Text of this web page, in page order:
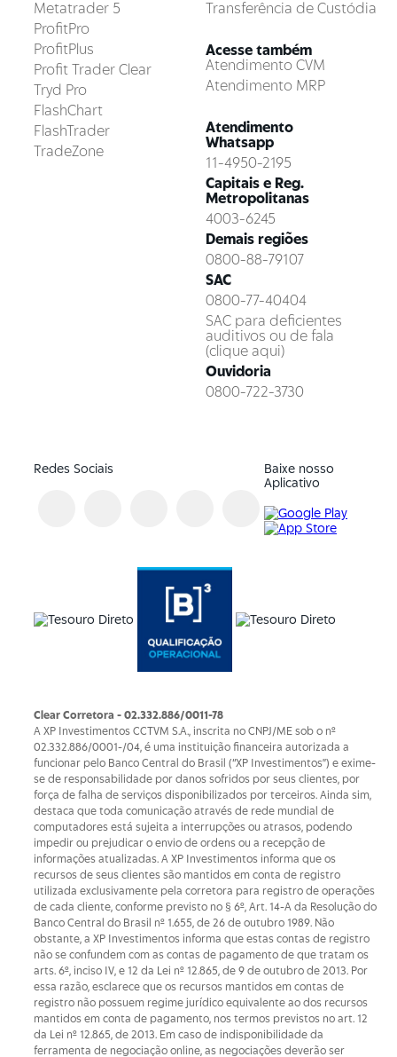
Metatrader 5
ProfitPro
ProfitPlus
Profit Trader Clear
Tryd Pro
FlashChart
FlashTrader
TradeZone
Transferência de Custódia
Acesse também
Atendimento CVM
Atendimento MRP
Atendimento
Whatsapp
11-4950-2195
Capitais e Reg.
Metropolitanas
4003-6245
Demais regiões
0800-88-79107
SAC
0800-77-40404
SAC para deficientes
auditivos ou de fala
(clique aqui)
Ouvidoria
0800-722-3730
Redes Sociais
Baixe nosso
Aplicativo
Clear Corretora - 02.332.886/0011-78
A XP Investimentos CCTVM S.A., inscrita no CNPJ/ME sob o nº
02.332.886/0001-/­04, é uma instituição financeira autorizada a
funcionar pelo Banco Central do Brasil (“XP Investimentos”) e exime-
se de responsabilidade por danos sofridos por seus clientes, por
força de falha de serviços disponibilizados por terceiros. Ainda sim,
destaca que toda comunicação através de rede mundial de
computadores está sujeita a interrupções ou atrasos, podendo
impedir ou prejudicar o envio de ordens ou a recepção de
informações atualizadas. A XP Investimentos informa que os
recursos de seus clientes são mantidos em conta de registro
utilizada exclusivamente pela corretora para registro de operações
de cada cliente, conforme previsto no § 6º, Art. 14-A da Resolução do
Banco Central do Brasil nº 1.655, de 26 de outubro 1989. Não
obstante, a XP Investimentos informa que estas contas de registro
não se confundem com as contas de pagamento de que tratam os
arts. 6º, inciso IV, e 12 da Lei nº 12.865, de 9 de outubro de 2013. Por
essa razão, esclarece que os recursos mantidos em contas de
registro não possuem regime jurídico equivalente ao dos recursos
mantidos em conta de pagamento, nos termos previstos no art. 12
da Lei nº 12.865, de 2013. Em caso de indisponibilidade da
ferramenta de negociação online, as negociações deverão ser